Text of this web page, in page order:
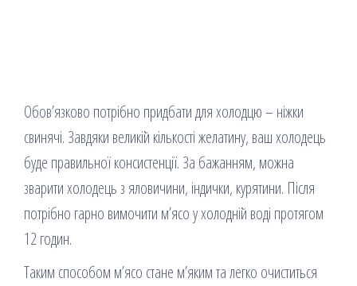
Обов’язково потрібно придбати для холодцю – ніжки
свинячі. Завдяки великій кількості желатину, ваш холодець
буде правильної консистенції. За бажанням, можна
зварити холодець з яловичини, індички, курятини. Після
потрібно гарно вимочити м’ясо у холодній воді протягом
12 годин.
Таким способом м’ясо стане м’яким та легко очиститься